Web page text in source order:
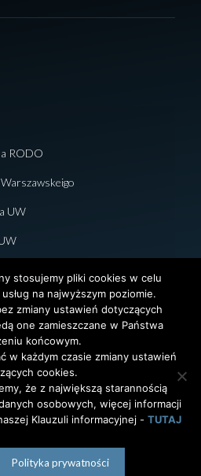
RODO
UW
WNPiSM
Politycznych i Studiów
Warszawski. All Rights
stronyAgencjaInterAktywni
stosujemy pliki cookies w celu
na najwyższym poziomie.
zmiany ustawień dotyczących
one zamieszczane w Państwa
końcowym.
w każdym czasie zmiany ustawień
cookies.
że z największą starannością
osobowych, więcej informacji
Klauzuli informacyjnej - TUTAJ
Polityka prywatności